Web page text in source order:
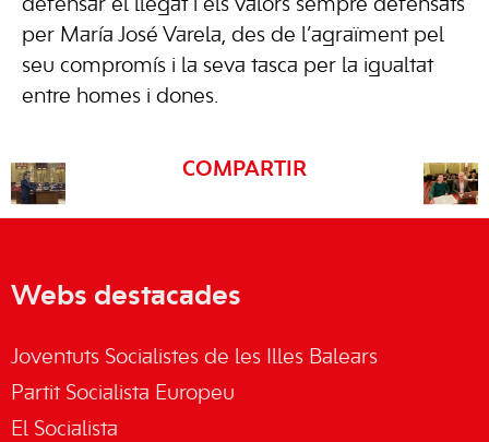
defensar el llegat i els valors sempre defensats
per María José Varela, des de l’agraïment pel
seu compromís i la seva tasca per la igualtat
entre homes i dones.
COMPARTIR
Webs destacades
Joventuts Socialistes de les Illes Balears
Partit Socialista Europeu
El Socialista